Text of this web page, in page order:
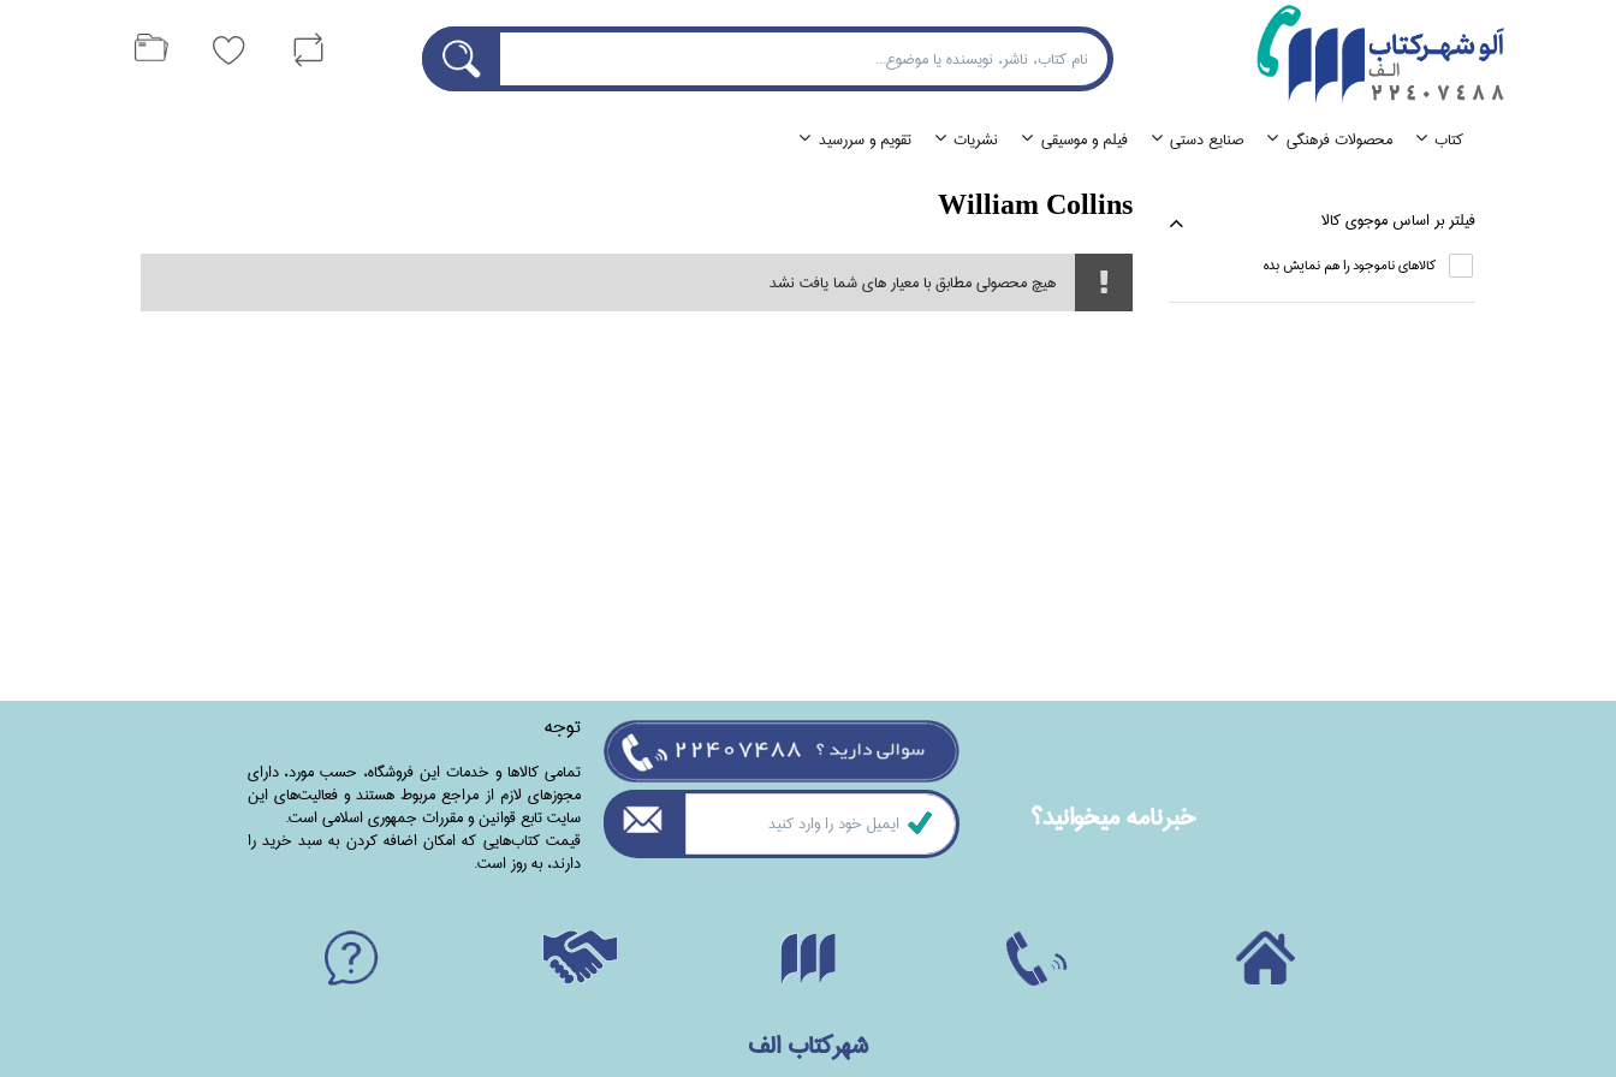
كتاب محصولات فرهنگي صنايع دستي فيلم و موسيقي نشريات تقويم و سررسيد
فيلتر بر اساس موجوي كالا
كالاهاي ناموجود را هم نمايش بده
William Collins
هیچ محصولی مطابق با معیار های شما یافت نشد
خبرنامه ميخوانيد؟
توجه
تمامی‌ کالاها و خدمات این فروشگاه، حسب مورد،‌ دارای
مجوزهای لازم از مراجع مربوط هستند ‌و‌‌ فعالیت‌های این
سایت تابع قوانین و مقررات جمهوری اسلامی است.
قیمت کتاب‌هایی که امکان اضافه کردن به سبد خرید را
دارند،‌ به روز است.
شهرکتاب الف